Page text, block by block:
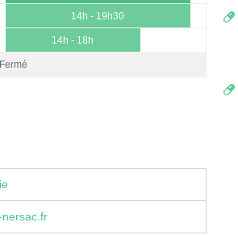
14h - 19h30
14h - 18h
Fermé
nersac.fr